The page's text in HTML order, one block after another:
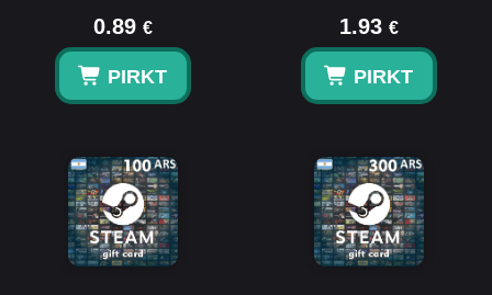
0.89 €
PIRKT
1.93 €
PIRKT